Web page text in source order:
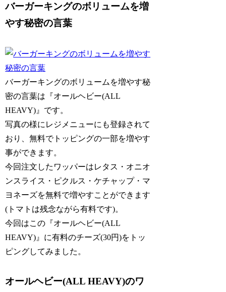
バーガーキングのボリュームを増
やす秘密の言葉
バーガーキングのボリュームを増やす秘
密の言葉は『オールヘビー(ALL
HEAVY)』です。
写真の様にレジメニューにも登録されて
おり、無料でトッピングの一部を増やす
事ができます。
今回注文したワッパーはレタス・オニオ
ンスライス・ピクルス・ケチャップ・マ
ヨネーズを無料で増やすことができます
(トマトは残念ながら有料です)。
今回はこの『オールヘビー(ALL
HEAVY)』に有料のチーズ(30円)をトッ
ピングしてみました。
オールヘビー(ALL HEAVY)のワ